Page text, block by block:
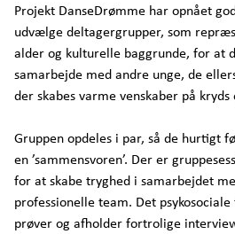
Projekt DanseDrømme har opnået
udvælge deltagergrupper, som
alder og kulturelle baggrunde, for at
samarbejde med andre unge, de
der skabes varme venskaber på
Gruppen opdeles i par, så de hurtigt
en ’sammensvoren’. Der er
for at skabe tryghed i samarbejdet
professionelle team. Det
prøver og afholder fortrolige